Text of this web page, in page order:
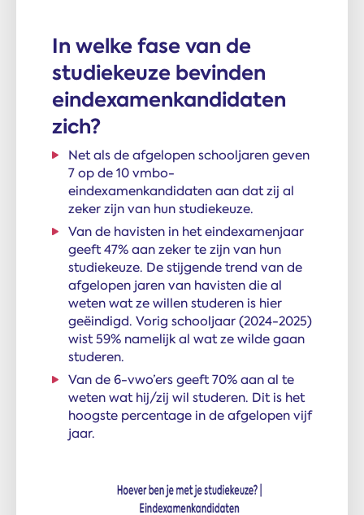
In welke fase van de
studiekeuze bevinden
eindexamenkandidaten
zich?
Net als de afgelopen schooljaren geven
7 op de 10 vmbo-
eindexamenkandidaten aan dat zij al
zeker zijn van hun studiekeuze.
Van de havisten in het eindexamenjaar
geeft 47% aan zeker te zijn van hun
studiekeuze. De stijgende trend van de
afgelopen jaren van havisten die al
weten wat ze willen studeren is hier
geëindigd. Vorig schooljaar (2024-2025)
wist 59% namelijk al wat ze wilde gaan
studeren.
Van de 6-vwo’ers geeft 70% aan al te
weten wat hij/zij wil studeren. Dit is het
hoogste percentage in de afgelopen vijf
jaar.